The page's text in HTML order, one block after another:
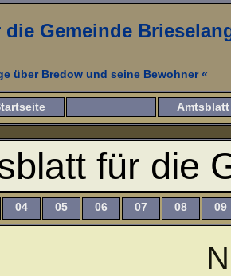
Gemeinde
über Bredow und seine Bewohner «
Amtsblatt
für die
04 05 06 07 08 09